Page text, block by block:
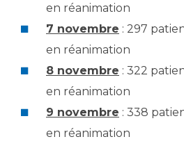
en réanimation
7 novembre : 297
en réanimation
8 novembre : 322
en réanimation
9 novembre : 338
en réanimation